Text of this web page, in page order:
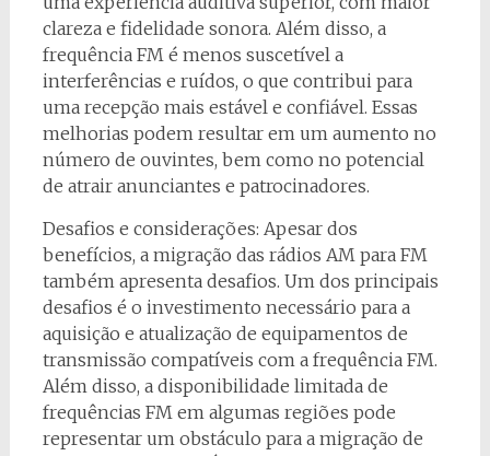
clareza e fidelidade sonora. Além disso, a
frequência FM é menos suscetível a
interferências e ruídos, o que contribui para
uma recepção mais estável e confiável. Essas
melhorias podem resultar em um aumento no
número de ouvintes, bem como no potencial
de atrair anunciantes e patrocinadores.
Desafios e considerações: Apesar dos
benefícios, a migração das rádios AM para FM
também apresenta desafios. Um dos principais
desafios é o investimento necessário para a
aquisição e atualização de equipamentos de
transmissão compatíveis com a frequência FM.
Além disso, a disponibilidade limitada de
frequências FM em algumas regiões pode
representar um obstáculo para a migração de